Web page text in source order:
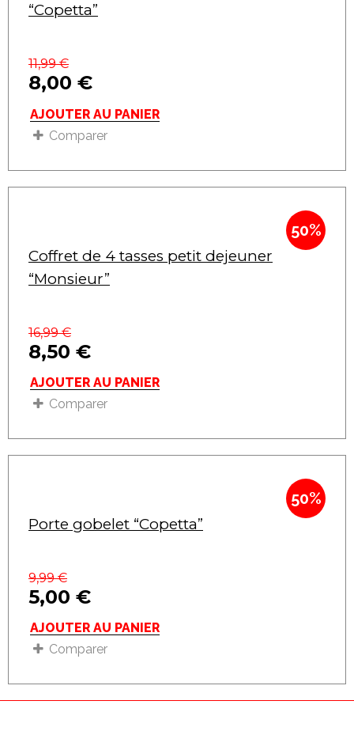
“Copetta”
11,99€
8,00 €
AJOUTER AU PANIER
Comparer
50%
Coffret de 4 tasses petit dejeuner
“Monsieur”
16,99€
8,50 €
AJOUTER AU PANIER
Comparer
50%
Porte gobelet “Copetta”
9,99€
5,00 €
AJOUTER AU PANIER
Comparer